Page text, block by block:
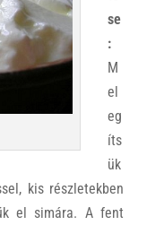
se
:
M
el
eg
íts
ük
kis részletekben
el simára. A fent